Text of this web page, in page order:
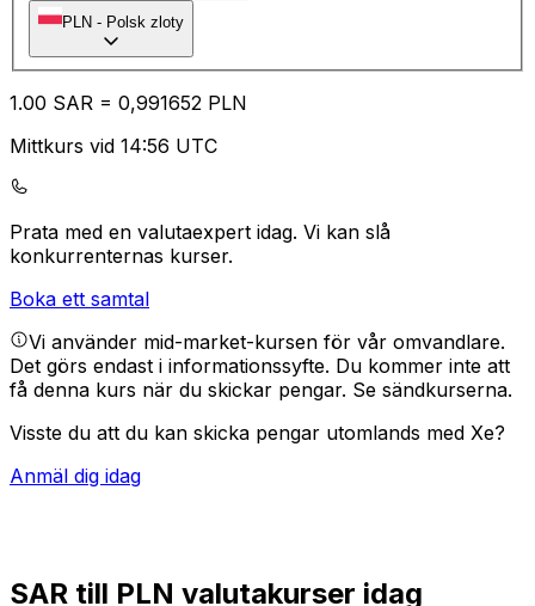
PLN - Polsk zloty
1.00 SAR = 0,991652 PLN
Mittkurs vid 14:56 UTC
Prata med en valutaexpert idag. Vi kan slå
konkurrenternas kurser.
Boka ett samtal
Vi använder mid-market-kursen för vår omvandlare.
Det görs endast i informationssyfte. Du kommer inte att
få denna kurs när du skickar pengar. Se sändkurserna.
Visste du att du kan skicka pengar utomlands med Xe?
Anmäl dig idag
SAR till PLN valutakurser idag